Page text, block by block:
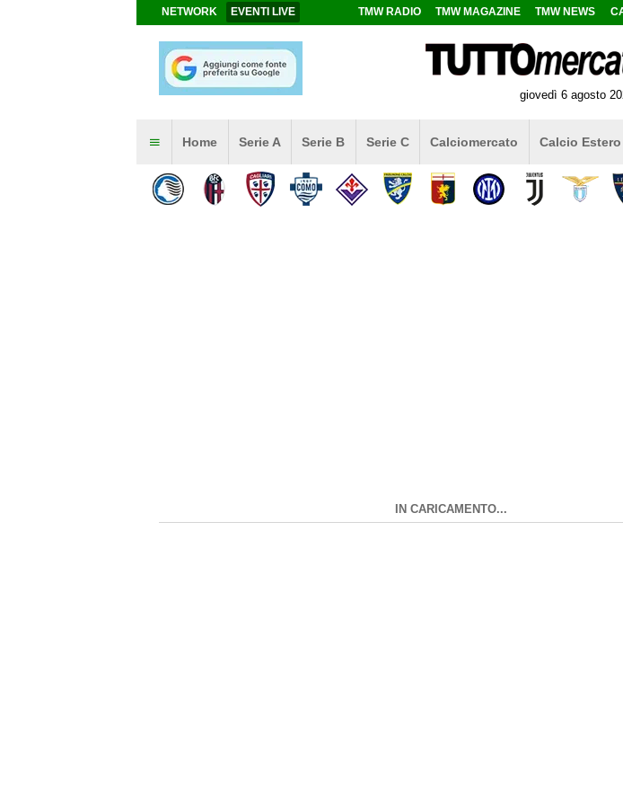
NETWORK EVENTI LIVE TMW RADIO TMW MAGAZINE TMW NEWS
giovedì 6 agosto
Home Serie A Serie B Serie C Calciomercato Calcio Estero
IN CARICAMENTO...